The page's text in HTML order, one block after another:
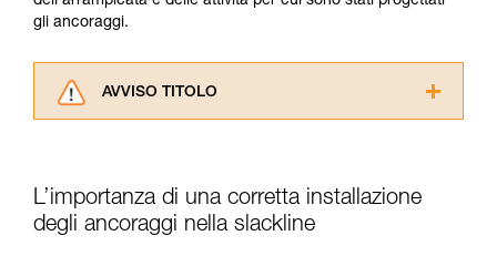
gli ancoraggi.
AVVISO TITOLO
informazioni dell’istruzione tecnica per poter
capire queste ulteriori informazioni.
L’importanza di una corretta installazione
degli ancoraggi nella slackline